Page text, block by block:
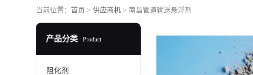
当前位置： 首页 > 供应商机 > 南昌管道输送悬浮剂
产品分类 Product
阻化剂